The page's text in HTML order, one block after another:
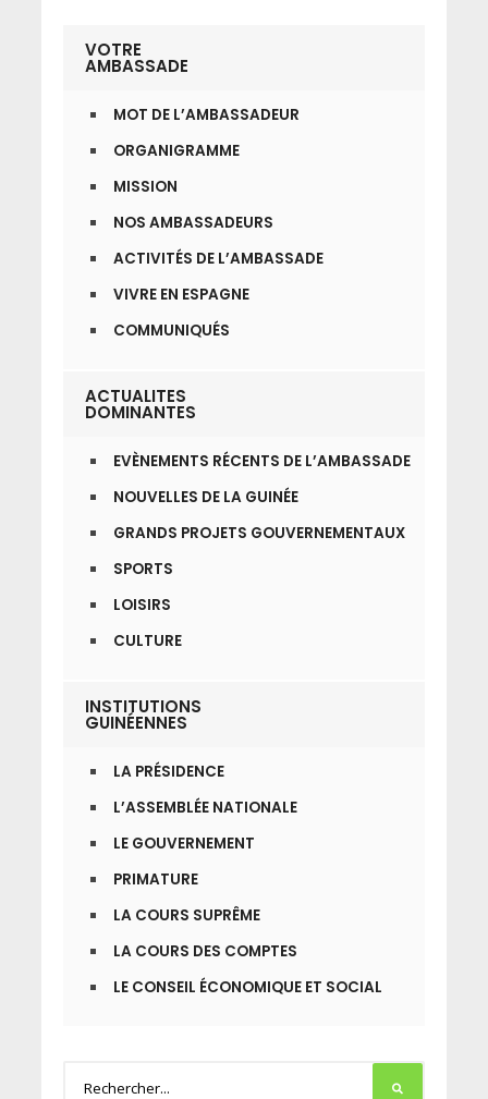
VOTRE
AMBASSADE
MOT DE L’AMBASSADEUR
ORGANIGRAMME
MISSION
NOS AMBASSADEURS
ACTIVITÉS DE L’AMBASSADE
VIVRE EN ESPAGNE
COMMUNIQUÉS
ACTUALITES
DOMINANTES
EVÈNEMENTS RÉCENTS DE L’AMBASSADE
NOUVELLES DE LA GUINÉE
GRANDS PROJETS GOUVERNEMENTAUX
SPORTS
LOISIRS
CULTURE
INSTITUTIONS
GUINÉENNES
LA PRÉSIDENCE
L’ASSEMBLÉE NATIONALE
LE GOUVERNEMENT
PRIMATURE
LA COURS SUPRÊME
LA COURS DES COMPTES
LE CONSEIL ÉCONOMIQUE ET SOCIAL